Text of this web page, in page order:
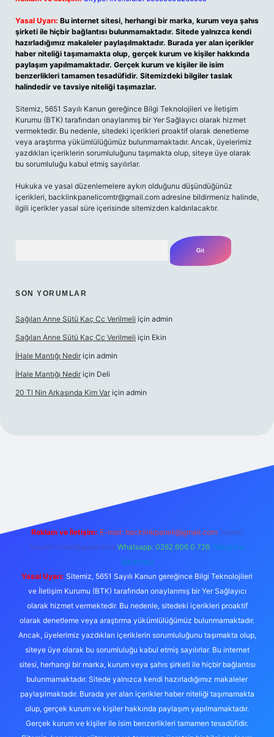
Yasal Uyarı: Bu internet sitesi, herhangi bir marka, kurum veya şahıs
şirketi ile hiçbir bağlantısı bulunmamaktadır. Sitede yalnızca kendi
hazırladığımız makaleler paylaşılmaktadır. Burada yer alan içerikler
haber niteliği taşımamakta olup, gerçek kurum ve kişiler hakkında
paylaşım yapılmamaktadır. Gerçek kurum ve kişiler ile isim
benzerlikleri tamamen tesadüfidir. Sitemizdeki bilgiler taslak
halindedir ve tavsiye niteliği taşımazlar.
Sitemiz, 5651 Sayılı Kanun gereğince Bilgi Teknolojileri ve İletişim
Kurumu (BTK) tarafından onaylanmış bir Yer Sağlayıcı olarak hizmet
vermektedir. Bu nedenle, sitedeki içerikleri proaktif olarak denetleme
veya araştırma yükümlülüğümüz bulunmamaktadır. Ancak, üyelerimiz
yazdıkları içeriklerin sorumluluğunu taşımakta olup, siteye üye olarak
bu sorumluluğu kabul etmiş sayılırlar.
Hukuka ve yasal düzenlemelere aykırı olduğunu düşündüğünüz
içerikleri, backlinkpanelicomtr@gmail.com adresine bildirmeniz halinde,
ilgili içerikler yasal süre içerisinde sitemizden kaldırılacaktır.
SON YORUMLAR
Sağılan Anne Sütü Kaç Cc Verilmeli için admin
Sağılan Anne Sütü Kaç Cc Verilmeli için Ekin
İHale Mantığı Nedir için admin
İHale Mantığı Nedir için Deli
20 Tl Nin Arkasında Kim Var için admin
Reklam ve İletişim: E-mail: backlinkpaneli@gmail.com Teams:
forumhizmeti@gmail.com Whatsapp: 0262 606 0 726 Telegram:
@karabul
Yasal Uyarı: Sitemiz, 5651 Sayılı Kanun gereğince Bilgi Teknolojileri
ve İletişim Kurumu (BTK) tarafından onaylanmış bir Yer Sağlayıcı
olarak hizmet vermektedir. Bu nedenle, sitedeki içerikleri proaktif
olarak denetleme veya araştırma yükümlülüğümüz bulunmamaktadır.
Ancak, üyelerimiz yazdıkları içeriklerin sorumluluğunu taşımakta olup,
siteye üye olarak bu sorumluluğu kabul etmiş sayılırlar. Bu internet
sitesi, herhangi bir marka, kurum veya şahıs şirketi ile hiçbir bağlantısı
bulunmamaktadır. Sitede yalnızca kendi hazırladığımız makaleler
paylaşılmaktadır. Burada yer alan içerikler haber niteliği taşımamakta
olup, gerçek kurum ve kişiler hakkında paylaşım yapılmamaktadır.
Gerçek kurum ve kişiler ile isim benzerlikleri tamamen tesadüfidir.